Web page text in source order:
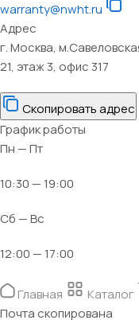
warranty@nwht.ru
Адрес
г. Москва,
21, этаж 3, офис 317
Скопировать адрес
График работы
Пн — Пт
10:30 — 19:00
Сб — Вс
12:00 — 17:00
Главная Каталог
Почта скопирована